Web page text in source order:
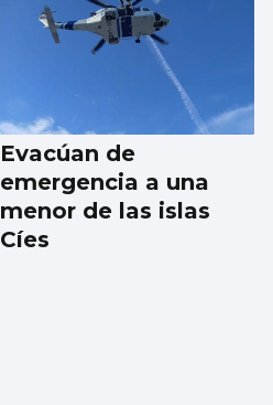
Evacúan de
emergencia a una
menor de las islas
Cíes